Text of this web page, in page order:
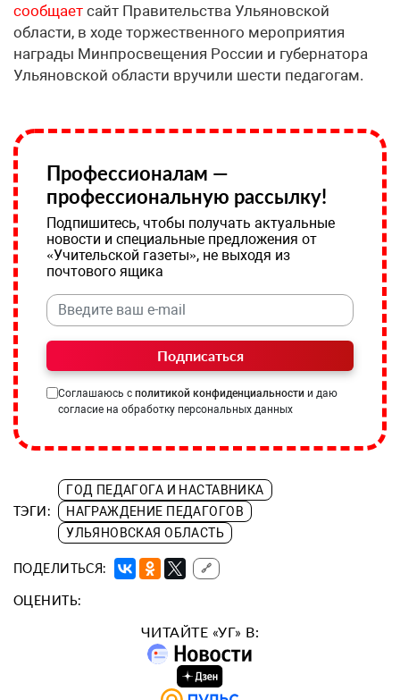
сообщает сайт Правительства Ульяновской
области, в ходе торжественного мероприятия
награды Минпросвещения России и губернатора
Ульяновской области вручили шести педагогам.
Профессионалам —
профессиональную рассылку!
Подпишитесь, чтобы получать актуальные
новости и специальные предложения от
«Учительской газеты», не выходя из
почтового ящика
Подписаться
Соглашаюсь с политикой конфиденциальности и даю
согласие на обработку персональных данных
ТЭГИ:
ГОД ПЕДАГОГА И НАСТАВНИКА
НАГРАЖДЕНИЕ ПЕДАГОГОВ
УЛЬЯНОВСКАЯ ОБЛАСТЬ
ПОДЕЛИТЬСЯ: 🔗
ОЦЕНИТЬ:
ЧИТАЙТЕ «УГ» В: